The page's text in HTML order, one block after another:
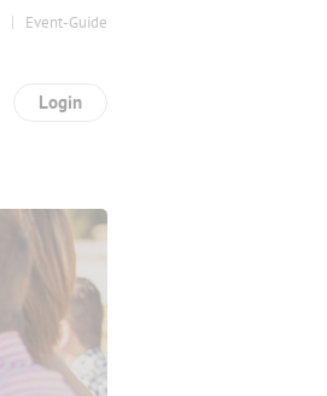
Event-Guide
Login